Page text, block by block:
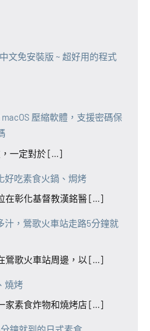
文免安裝版 ~ 超好用的程式
macOS 壓縮軟體，支援密碼保
一定對於 [...]
好吃素食火鍋、焗烤
在彰化基督教漢銘醫 [...]
汁，鶯歌火車站走路5分鐘就
鶯歌火車站周邊，以 [...]
燒烤
家素食炸物和燒烤店 [...]